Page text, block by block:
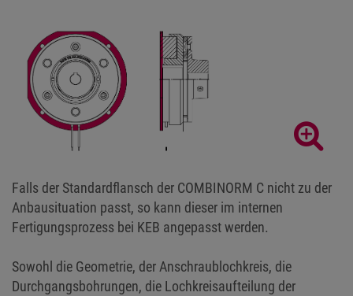
Falls der Standardflansch der COMBINORM C nicht zu der
Anbausituation passt, so kann dieser im internen
Fertigungsprozess bei KEB angepasst werden.
Sowohl die Geometrie, der Anschraublochkreis, die
Durchgangsbohrungen, die Lochkreisaufteilung der